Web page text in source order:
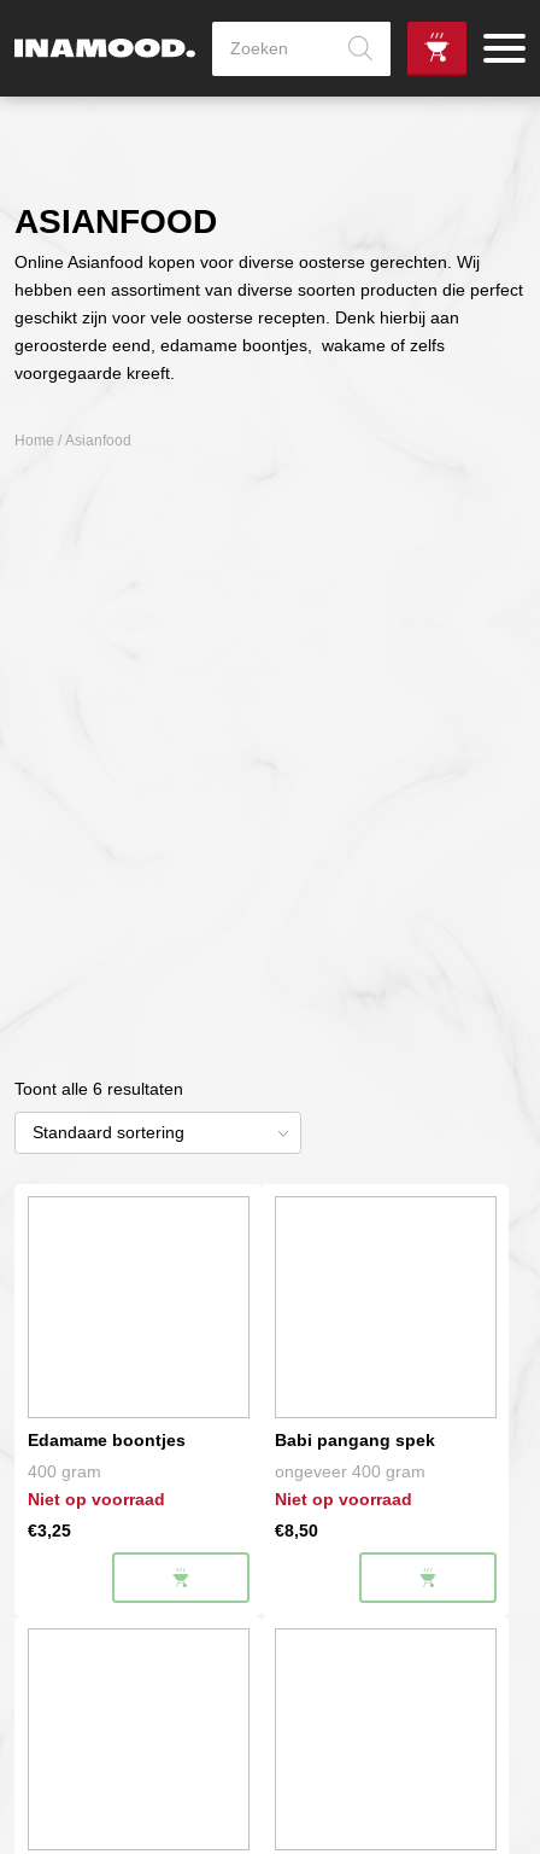
ASIANFOOD
Online Asianfood kopen voor diverse oosterse gerechten. Wij
hebben een assortiment van diverse soorten producten die perfect
geschikt zijn voor vele oosterse recepten. Denk hierbij aan
geroosterde eend, edamame boontjes, wakame of zelfs
voorgegaarde kreeft.
Home / Asianfood
Toont alle 6 resultaten
Edamame boontjes
400 gram
Niet op voorraad
€3,25
Babi pangang spek
ongeveer 400 gram
Niet op voorraad
€8,50